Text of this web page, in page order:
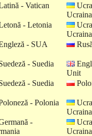
- Vatican
Ucraina
- Letonia
Ucraina
- SUA
- Suedia
Unit
- Suedia
- Polonia
Ucraina
-
Ucraina